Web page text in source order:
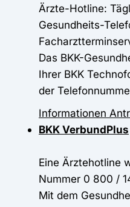
Ärzte-Hotline:
Gesundheits-
Das BKK-
Ihrer BKK
der
Informationen
BKK VerbundPlus
Eine Ärztehotline
Nummer 0 800 /
Mit dem